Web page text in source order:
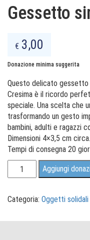
Gessetto
€ 3,00
Donazione minima suggerita
Questo delicato gessetto
Cresima è il ricordo
speciale. Una scelta che
trasformando un gesto
bambini, adulti e ragazzi
Dimensioni 4×3,5 cm circa.
Tempi di consegna 20
Gessetto
simbolo
quantità
Aggiungi
Categoria: Oggetti solidali